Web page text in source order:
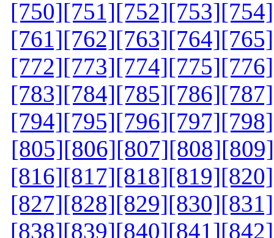
[750][751][752][753][754]
[761][762][763][764][765]
[772][773][774][775][776]
[783][784][785][786][787]
[794][795][796][797][798]
[805][806][807][808][809]
[816][817][818][819][820]
[827][828][829][830][831]
[838][839][840][841][842]